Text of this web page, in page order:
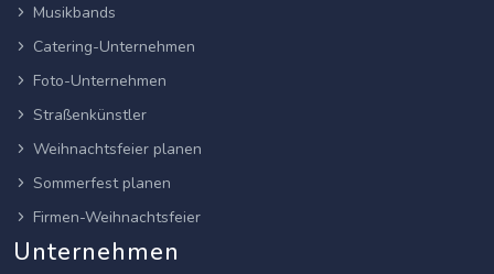
Musikbands
Catering-Unternehmen
Foto-Unternehmen
Straßenkünstler
Weihnachtsfeier planen
Sommerfest planen
Firmen-Weihnachtsfeier
Unternehmen